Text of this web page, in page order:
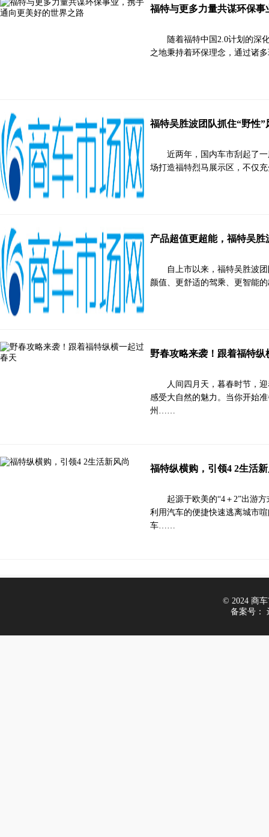
福特与更多力量共谋环保
随着福特中国2.0计划的深
之地秉持着环保理念，通过诸
福特吴胜波团队抓住“野性
近两年，国内车市刮起了
场打造福特烈马展示区，不仅
产品超值更超能，福特吴胜
自上市以来，福特吴胜波
颜值、更舒适的驾乘、更智能
野春攻略来袭！跟着福特纵
人间四月天，暮春时节，
感受大自然的魅力。当你开始
州……
福特纵横购，引领4 2生活
起源于欧美的“4＋2”出游
利用汽车的便捷快速逃离城市
车……
© 2024 商车
备案号：